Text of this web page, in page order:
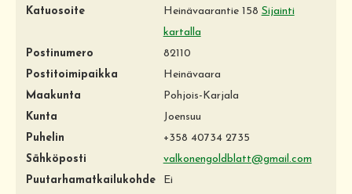
Katuosoite
Heinävaarantie 158 Sijainti
kartalla
Postinumero
82110
Postitoimipaikka
Heinävaara
Maakunta
Pohjois-Karjala
Kunta
Joensuu
Puhelin
+358 40734 2735
Sähköposti
valkonengoldblatt@gmail.com
Puutarhamatkailukohde
Ei